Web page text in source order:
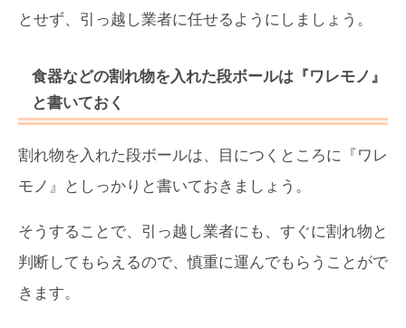
とせず、引っ越し業者に任せるようにしましょう。
食器などの割れ物を入れた段ボールは『ワレモノ』
と書いておく
割れ物を入れた段ボールは、目につくところに『ワレ
モノ』としっかりと書いておきましょう。
そうすることで、引っ越し業者にも、すぐに割れ物と
判断してもらえるので、慎重に運んでもらうことがで
きます。